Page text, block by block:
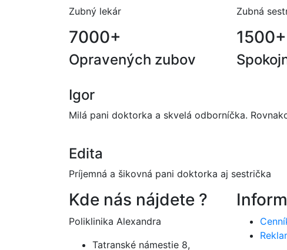
Zubný lekár Zubná
7000+
Opravených zubov
1500+
Igor
Milá pani doktorka a skvelá odborníčka.
Edita
Príjemná a šikovná pani doktorka aj sestrička
Kde nás nájdete ?
Poliklinika Alexandra
Tatranské námestie 8,